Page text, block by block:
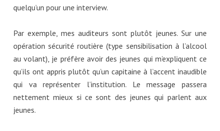
quelqu’un pour une interview.
Par exemple, mes auditeurs sont plutôt jeunes. Sur une
opération sécurité routière (type sensibilisation à l’alcool
au volant), je préfère avoir des jeunes qui m’expliquent ce
qu’ils ont appris plutôt qu’un capitaine à l’accent inaudible
qui va représenter l’institution. Le message passera
nettement mieux si ce sont des jeunes qui parlent aux
jeunes.